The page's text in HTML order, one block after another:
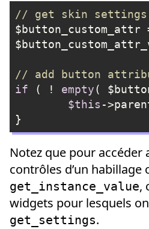
// get skin settings
$button_custom_attr
// add button
if ( ! empty(
$this -
}
Langage du code : PHP (php
Notez que pour accéder
contrôles d’un
get_instance_value,
widgets pour lesquels
get_settings.